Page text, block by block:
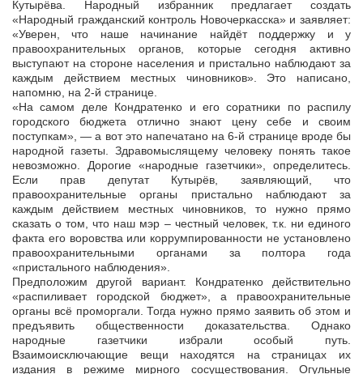
Кутырёва. Народный избранник предлагает создать
«Народный гражданский контроль Новочеркасска» и заявляет:
«Уверен, что наше начинание найдёт поддержку и у
правоохранительных органов, которые сегодня активно
выступают на стороне населения и пристально наблюдают за
каждым действием местных чиновников». Это написано,
напомню, на 2-й странице.
«На самом деле Кондратенко и его соратники по распилу
городского бюджета отлично знают цену себе и своим
поступкам», — а вот это напечатано на 6-й странице вроде бы
народной газеты. Здравомыслящему человеку понять такое
невозможно. Дорогие «народные газетчики», определитесь.
Если прав депутат Кутырёв, заявляющий, что
правоохранительные органы пристально наблюдают за
каждым действием местных чиновников, то нужно прямо
сказать о том, что наш мэр – честный человек, т.к. ни единого
факта его воровства или коррумпированности не установлено
правоохранительными органами за полтора года
«пристального наблюдения».
Предположим другой вариант. Кондратенко действительно
«распиливает городской бюджет», а правоохранительные
органы всё проморгали. Тогда нужно прямо заявить об этом и
предъявить общественности доказательства. Однако
народные газетчики избрали особый путь.
Взаимоисключающие вещи находятся на страницах их
издания в режиме мирного сосуществования. Огульные